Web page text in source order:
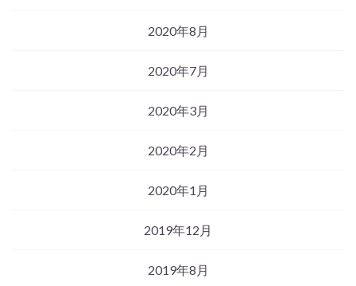
2020年8月
2020年7月
2020年3月
2020年2月
2020年1月
2019年12月
2019年8月